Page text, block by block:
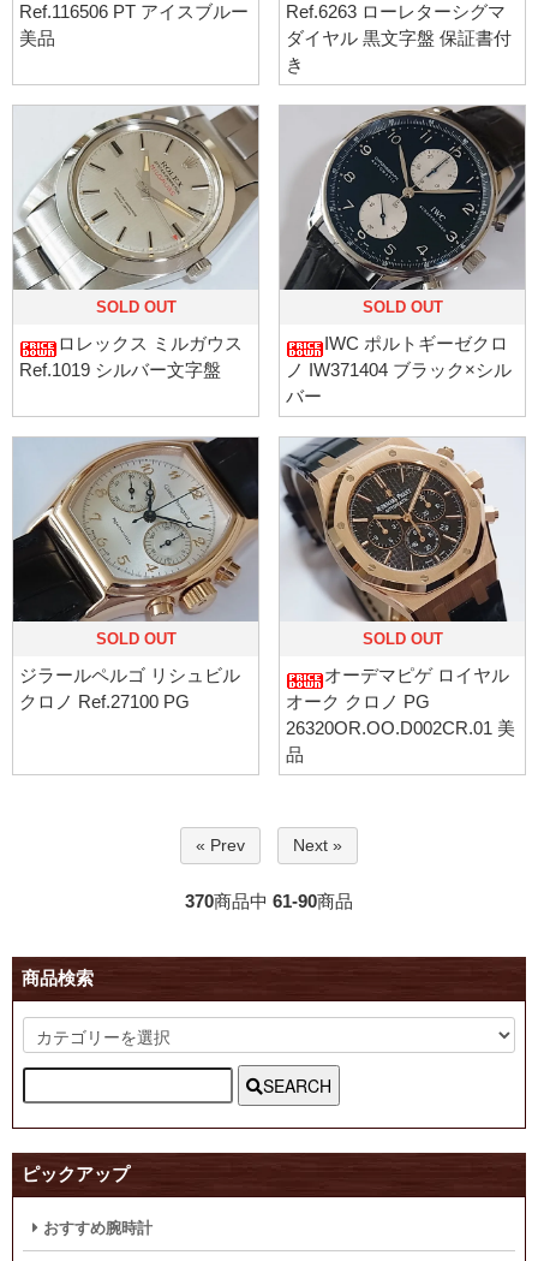
Ref.116506 PT アイスブルー
美品
Ref.6263 ローレターシグマ
ダイヤル 黒文字盤 保証書付
き
SOLD OUT
ロレックス ミルガウス
Ref.1019 シルバー文字盤
SOLD OUT
IWC ポルトギーゼクロ
ノ IW371404 ブラック×シル
バー
SOLD OUT
ジラールペルゴ リシュビル
クロノ Ref.27100 PG
SOLD OUT
オーデマピゲ ロイヤル
オーク クロノ PG
26320OR.OO.D002CR.01 美
品
« Prev Next »
370商品中 61-90商品
商品検索
SEARCH
ピックアップ
おすすめ腕時計